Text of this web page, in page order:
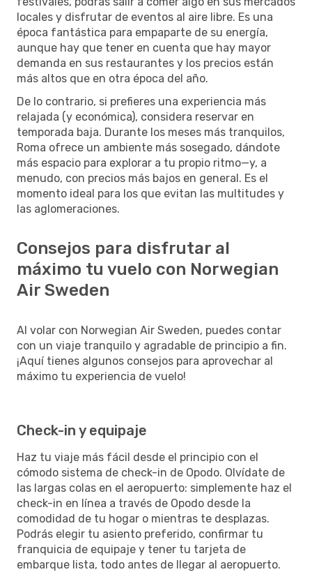
locales y disfrutar de eventos al aire libre. Es una
época fantástica para empaparte de su energía,
aunque hay que tener en cuenta que hay mayor
demanda en sus restaurantes y los precios están
más altos que en otra época del año.
De lo contrario, si prefieres una experiencia más
relajada (y económica), considera reservar en
temporada baja. Durante los meses más tranquilos,
Roma ofrece un ambiente más sosegado, dándote
más espacio para explorar a tu propio ritmo—y, a
menudo, con precios más bajos en general. Es el
momento ideal para los que evitan las multitudes y
las aglomeraciones.
Consejos para disfrutar al
máximo tu vuelo con Norwegian
Air Sweden
Al volar con Norwegian Air Sweden, puedes contar
con un viaje tranquilo y agradable de principio a fin.
¡Aquí tienes algunos consejos para aprovechar al
máximo tu experiencia de vuelo!
Check-in y equipaje
Haz tu viaje más fácil desde el principio con el
cómodo sistema de check-in de Opodo. Olvídate de
las largas colas en el aeropuerto: simplemente haz el
check-in en línea a través de Opodo desde la
comodidad de tu hogar o mientras te desplazas.
Podrás elegir tu asiento preferido, confirmar tu
franquicia de equipaje y tener tu tarjeta de
embarque lista, todo antes de llegar al aeropuerto.